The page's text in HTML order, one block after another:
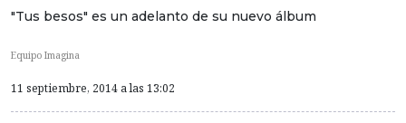
"Tus besos" es un adelanto de su nuevo álbum
Equipo Imagina
11 septiembre, 2014 a las 13:02